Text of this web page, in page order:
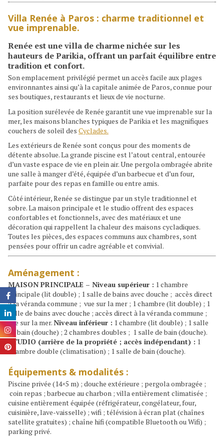
Villa Renée à Paros : charme traditionnel et
vue imprenable.
Renée est une villa de charme nichée sur les
hauteurs deParikia, offrant un parfait équilibre entre
tradition et confort.
Son emplacement privilégié permet un accès facile aux plages
environnantes ainsi qu’à la capitale animée de Paros, connue pour
ses boutiques, restaurants et lieux de vie nocturne.
La position surélevée de Renée garantit une vue imprenable sur la
mer, les maisons blanches typiques de Parikia et les magnifiques
couchers de soleil des Cyclades.
Les extérieurs de Renée sont conçus pour des moments de
détente absolue. La grande piscine est l’atout central, entourée
d’un vaste espace de vie en plein air. Une pergola ombragée abrite
une salle à manger d’été, équipée d’un barbecue et d’un four,
parfaite pour des repas en famille ou entre amis.
Côté intérieur, Renée se distingue par un style traditionnel et
sobre. La maison principale et le studio offrent des espaces
confortables et fonctionnels, avec des matériaux et une
décoration qui rappellent la chaleur des maisons cycladiques.
Toutes les pièces, des espaces communs aux chambres, sont
pensées pour offrir un cadre agréable et convivial.
Aménagement :
MAISON PRINCIPALE – Niveau supérieur : 1 chambre
principale (lit double) ; 1 salle de bains avec douche ; accès direct
à la véranda commune ; vue sur la mer ; 1 chambre (lit double) ; 1
salle de bains avec douche ; accès direct à la véranda commune ;
vue sur la mer.Niveau inférieur : 1 chambre (lit double) ; 1 salle
de bain (douche) ; 2 chambres doubles ; 1 salle de bain (douche).
STUDIO (arrière de la propriété ; accès indépendant) : 1
chambre double (climatisation) ; 1 salle de bain (douche).
Équipements & modalités :
Piscine privée (14×5 m) ; douche extérieure ; pergola ombragée ;
coin repas ; barbecue au charbon ; villa entièrement climatisée ;
cuisine entièrement équipée (réfrigérateur, congélateur, four,
cuisinière, lave-vaisselle) ; wifi ; télévision à écran plat (chaînes
satellite gratuites) ; chaîne hifi (compatible Bluetooth ou Wifi) ;
parking privé.